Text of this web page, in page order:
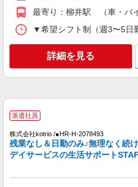
最寄り：柳井駅 （車・バ
▼希望シフト制（週3〜5
詳細を見る
派遣社員
株式会社kotrio /●HR-H-2078493
残業なし＆日勤のみ♪無理なく続
デイサービスの生活サポート